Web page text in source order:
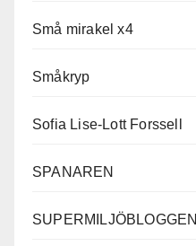
Små mirakel x4
Småkryp
Sofia Lise-Lott Forssell
SPANAREN
SUPERMILJÖBLOGGEN